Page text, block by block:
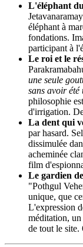
L'éléphant
éléphant à
fondations.
participant à
Le roi et le
une seule
sans avoir été
philosophie
d'irrigation.
La dent qui
par hasard.
dissimulée
acheminée
film
Le gardien
"Pothgul
unique, que
L'expression
méditation,
de tout le site.